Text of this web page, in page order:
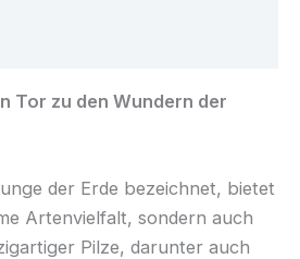
Tor zu den Wundern der
der Erde bezeichnet, bietet
Artenvielfalt, sondern auch
Pilze, darunter auch